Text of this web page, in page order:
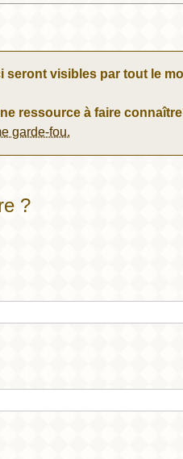
seront visibles par tout le
ressource à faire
garde-fou.
?